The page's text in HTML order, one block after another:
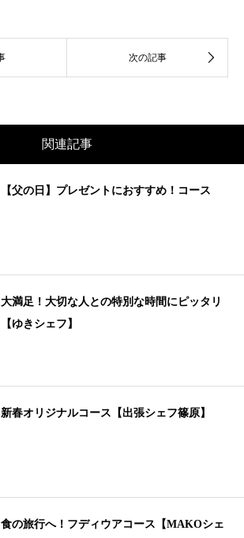
関連記事
【父の日】プレゼントにおすすめ！コース
大満足！大切な人との特別な時間にピッタリ
【ゆきシェフ】
新春オリジナルコース【出張シェフ篠原】
食の旅行へ！フディウアコース【MAKOシェ